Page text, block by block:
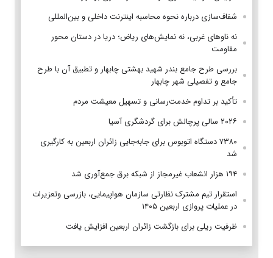
شفاف‌سازی درباره نحوه محاسبه اینترنت داخلی و بین‌المللی
نه ناوهای غربی، نه نمایش‌های ریاض؛ دریا در دستان محور
مقاومت
بررسی طرح جامع بندر شهید بهشتی چابهار و تطبیق آن با طرح
جامع و تفصیلی شهر چابهار
تأکید بر تداوم خدمت‌رسانی و تسهیل معیشت مردم
۲۰۲۶ سالی پرچالش برای گردشگری آسیا
۷۳۸۰ دستگاه اتوبوس برای جابه‌جایی زائران اربعین به‌ کارگیری
شد
۱۹۴ هزار انشعاب غیرمجاز از شبکه برق جمع‌آوری شد
استقرار تیم مشترک نظارتی سازمان هواپیمایی، بازرسی وتعزیرات
در عملیات پروازی اربعین ۱۴۰۵
ظرفیت ریلی برای بازگشت زائران اربعین افزایش یافت